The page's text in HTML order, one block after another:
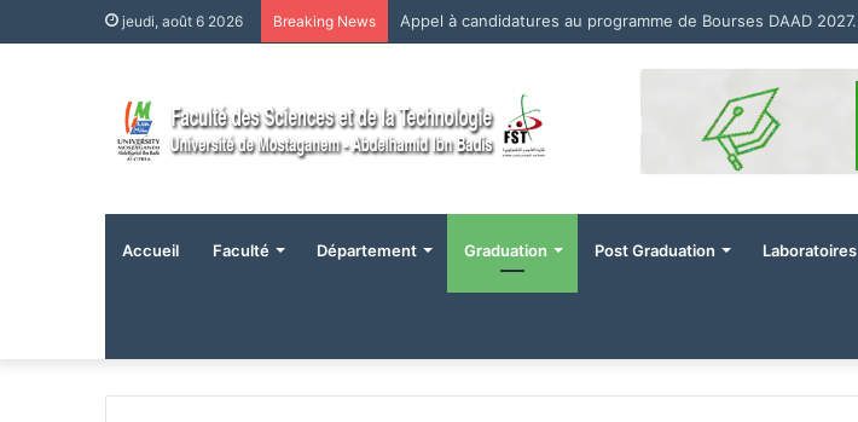
jeudi, août 6 2026 Breaking News Appel à candidatures au programme de Bourses DAAD 2027.
Accueil Faculté Département Graduation Post Graduation Laboratoires